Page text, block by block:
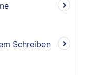
Schreiben